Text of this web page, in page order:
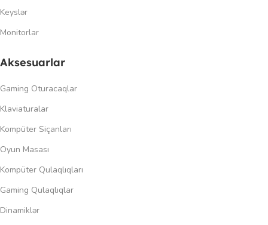
Keyslər
Monitorlar
Aksesuarlar
Gaming Oturacaqlar
Klaviaturalar
Kompüter Siçanları
Oyun Masası
Kompüter Qulaqlıqları
Gaming Qulaqlıqlar
Dinamiklər